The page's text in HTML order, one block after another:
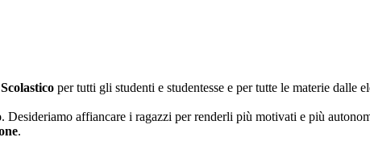
per tutti gli studenti e studentesse e per tutte le materie dalle
. Desideriamo affiancare i ragazzi per renderli più motivati e più
.